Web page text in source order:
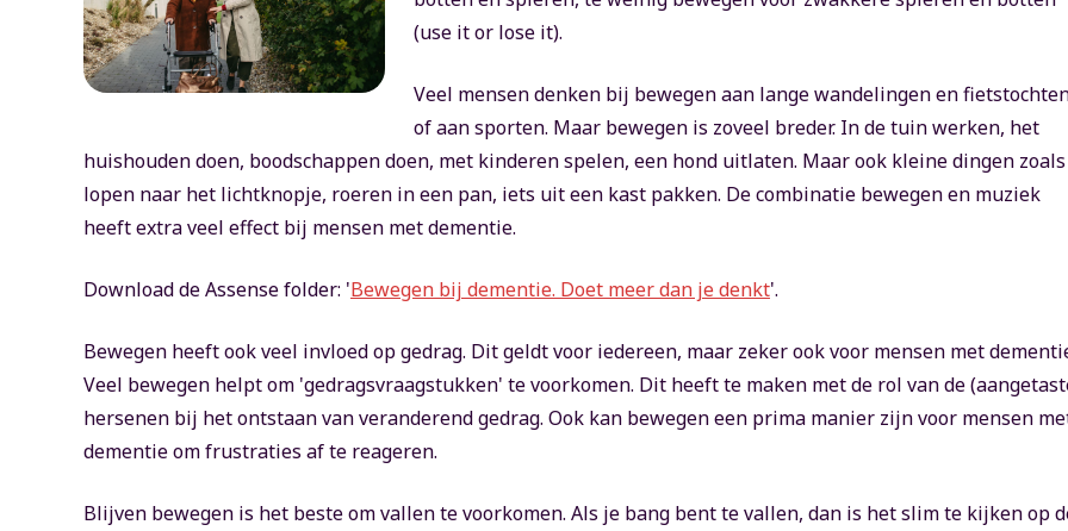
(use it or lose it).
Veel mensen denken bij bewegen aan lange wandelingen en
of aan sporten. Maar bewegen is zoveel breder. In de tuin werken, het
huishouden doen, boodschappen doen, met kinderen spelen, een hond uitlaten. Maar ook kleine dingen zoals
lopen naar het lichtknopje, roeren in een pan, iets uit een kast pakken. De combinatie bewegen en muziek
heeft extra veel effect bij mensen met dementie.
Download de Assense folder: 'Bewegen bij dementie. Doet meer dan je denkt'.
Bewegen heeft ook veel invloed op gedrag. Dit geldt voor iedereen, maar zeker ook voor mensen met
Veel bewegen helpt om 'gedragsvraagstukken' te voorkomen. Dit heeft te maken met de rol van de
hersenen bij het ontstaan van veranderend gedrag. Ook kan bewegen een prima manier zijn voor mensen
dementie om frustraties af te reageren.
Blijven bewegen is het beste om vallen te voorkomen. Als je bang bent te vallen, dan is het slim te kijken op